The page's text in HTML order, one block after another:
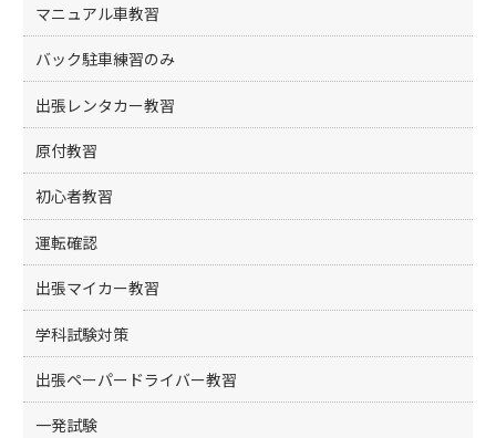
マニュアル車教習
バック駐車練習のみ
出張レンタカー教習
原付教習
初心者教習
運転確認
出張マイカー教習
学科試験対策
出張ペーパードライバー教習
一発試験